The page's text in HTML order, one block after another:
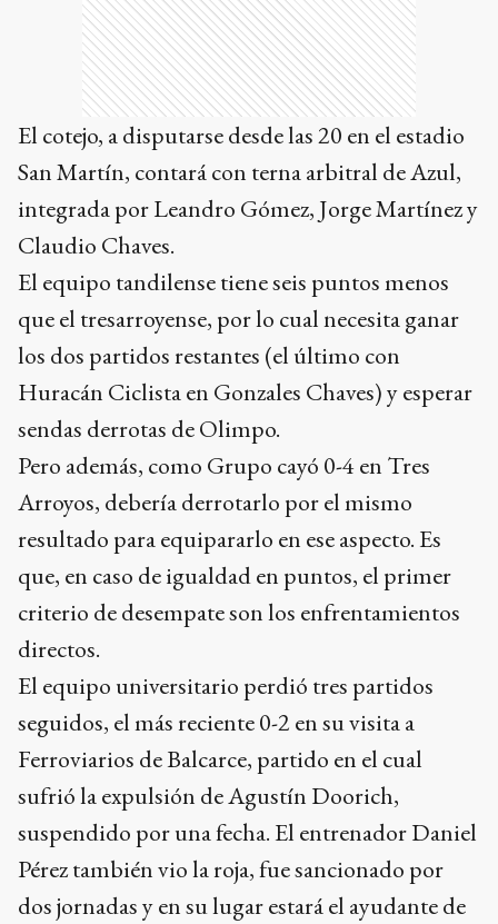
El cotejo, a disputarse desde las 20 en el estadio
San Martín, contará con terna arbitral de Azul,
integrada por Leandro Gómez, Jorge Martínez y
Claudio Chaves.
El equipo tandilense tiene seis puntos menos
que el tresarroyense, por lo cual necesita ganar
los dos partidos restantes (el último con
Huracán Ciclista en Gonzales Chaves) y esperar
sendas derrotas de Olimpo.
Pero además, como Grupo cayó 0-4 en Tres
Arroyos, debería derrotarlo por el mismo
resultado para equipararlo en ese aspecto. Es
que, en caso de igualdad en puntos, el primer
criterio de desempate son los enfrentamientos
directos.
El equipo universitario perdió tres partidos
seguidos, el más reciente 0-2 en su visita a
Ferroviarios de Balcarce, partido en el cual
sufrió la expulsión de Agustín Doorich,
suspendido por una fecha. El entrenador Daniel
Pérez también vio la roja, fue sancionado por
dos jornadas y en su lugar estará el ayudante de